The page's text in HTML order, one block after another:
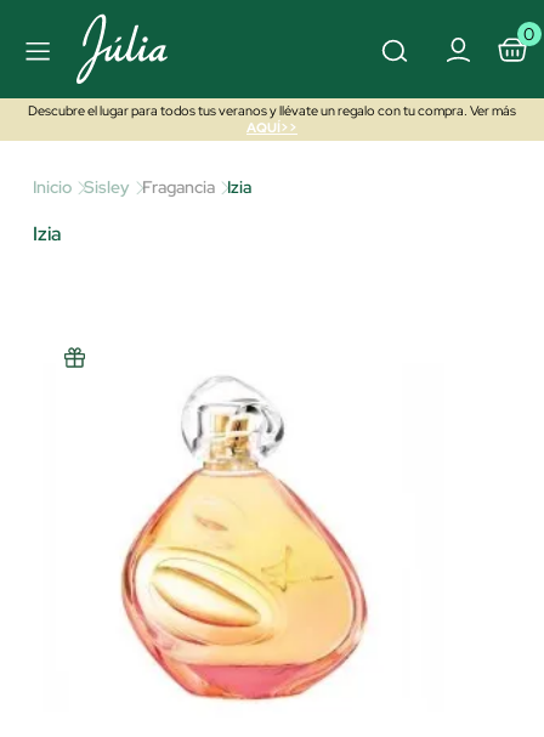
0
Descubre el lugar para todos tus veranos y llévate un regalo con tu compra. Ver más
AQUÍ>>
Inicio Sisley Fragancia Izia
Izia